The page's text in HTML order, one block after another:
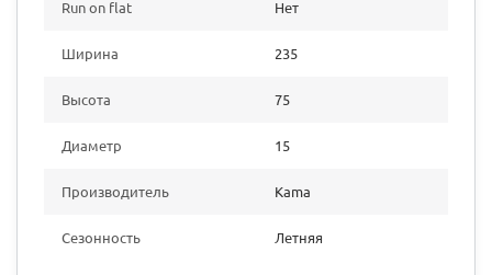
Run on flat Нет
Ширина 235
Высота 75
Диаметр 15
Производитель Kama
Сезонность Летняя